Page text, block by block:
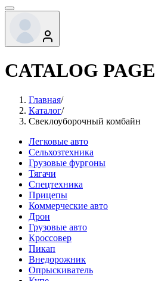
CATALOG PAGE
Главная/
Каталог/
Свеклоуборочный комбайн
Легковые авто
Сельхозтехника
Грузовые фургоны
Тягачи
Спецтехника
Прицепы
Коммерческие авто
Дрон
Грузовые авто
Кроссовер
Пикап
Внедорожник
Опрыскиватель